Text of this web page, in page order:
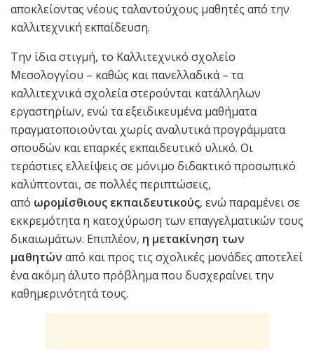
αποκλείοντας νέους ταλαντούχους μαθητές από την
καλλιτεχνική εκπαίδευση.
Την ίδια στιγμή, το Καλλιτεχνικό σχολείο
Μεσολογγίου – καθώς και πανελλαδικά – τα
καλλιτεχνικά σχολεία στερούνται κατάλληλων
εργαστηρίων, ενώ τα εξειδικευμένα μαθήματα
πραγματοποιούνται χωρίς αναλυτικά προγράμματα
σπουδών και επαρκές εκπαιδευτικό υλικό. Οι
τεράστιες ελλείψεις σε μόνιμο διδακτικό προσωπικό
καλύπτονται, σε πολλές περιπτώσεις,
από ωρομίσθιους εκπαιδευτικούς, ενώ παραμένει σε
εκκρεμότητα η κατοχύρωση των επαγγελματικών τους
δικαιωμάτων. Επιπλέον, η μετακίνηση των
μαθητών από και προς τις σχολικές μονάδες αποτελεί
ένα ακόμη άλυτο πρόβλημα που δυσχεραίνει την
καθημερινότητά τους.